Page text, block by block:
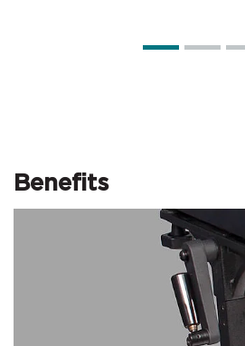
Benefits